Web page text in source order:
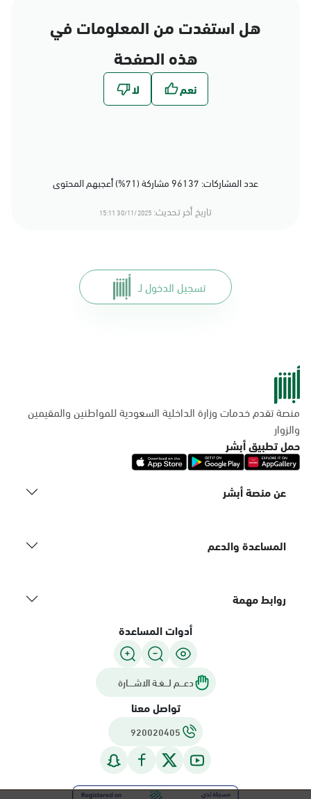
هل استفدت من المعلومات في
هذه الصفحة
عدد المشاركات: 96137 مشاركة (71%) أعجبهم المحتوى
تاريخ أخر تحديث: 30/11/2025 15:11
تسجيل الدخول لـ
منصة تقدم خدمات وزارة الداخلية السعودية للمواطنين والمقيمين
والزوار
حمل تطبيق أبشر
عن منصة أبشر
المساعدة والدعم
روابط مهمة
أدوات المساعدة
دعـــم لـــغـة الاشــــارة
تواصل معنا
920020405